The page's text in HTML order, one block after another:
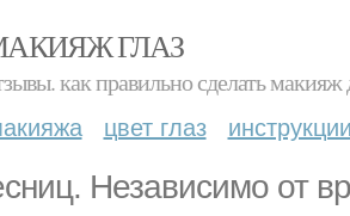
ГЛАЗ
как правильно сделать макияж
цвет глаз
Независимо от